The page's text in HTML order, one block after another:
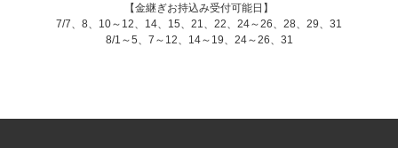
【金継ぎお持込み受付可能日】
7/7、8、10～12、14、15、21、22、24～26、28、29、31
8/1～5、7～12、14～19、24～26、31